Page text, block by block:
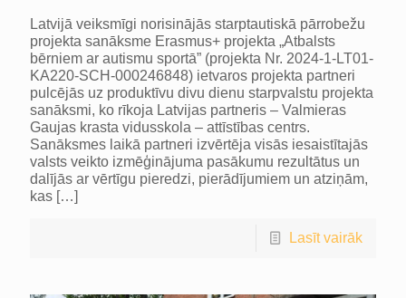
Latvijā veiksmīgi norisinājās starptautiskā pārrobežu
projekta sanāksme Erasmus+ projekta „Atbalsts
bērniem ar autismu sportā” (projekta Nr. 2024-1-LT01-
KA220-SCH-000246848) ietvaros projekta partneri
pulcējās uz produktīvu divu dienu starpvalstu projekta
sanāksmi, ko rīkoja Latvijas partneris – Valmieras
Gaujas krasta vidusskola – attīstības centrs.
Sanāksmes laikā partneri izvērtēja visās iesaistītajās
valsts veikto izmēģinājuma pasākumu rezultātus un
dalījās ar vērtīgu pieredzi, pierādījumiem un atziņām,
kas […]
Lasīt vairāk